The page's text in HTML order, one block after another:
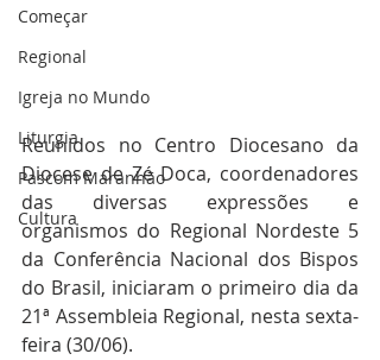
Começar
Regional
Igreja no Mundo
Liturgia
Pascom Maranhão
Cultura
Reunidos no Centro Diocesano da
Diocese de Zé Doca, coordenadores
das diversas expressões e
organismos do Regional Nordeste 5
da Conferência Nacional dos Bispos
do Brasil, iniciaram o primeiro dia da
21ª Assembleia Regional, nesta sexta-
feira (30/06).